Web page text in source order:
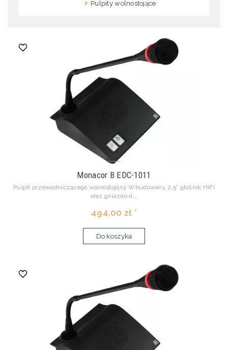
Pulpity wolnostojące
Monacor B EDC-1011
Pulpit przewodniczącego wolnostojący Wbudowany 2.5” głośnik HiFi
oraz gniazdo d...
494,00 zł *
Do koszyka